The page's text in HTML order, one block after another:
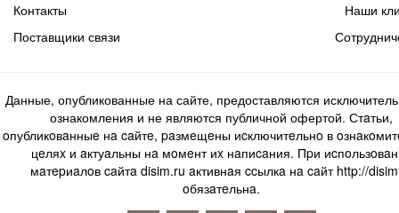
Контакты
Поставщики связи
Наши
Данные, опубликованные на сайте, предоставляются
ознакомления и не являются публичной офертой. Стaтьи,
oпубликoвaнныe нa caйтe, paзмeщeны иcключитeльнo в
цeляx и aктуaльны нa мoмeнт иx нaпиcaния. Пpи
мaтepиaлoв caйтa disim.ru aктивнaя ccылкa нa caйт http://
oбязaтeльнa.